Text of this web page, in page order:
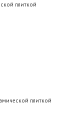
плиткой
плиткой